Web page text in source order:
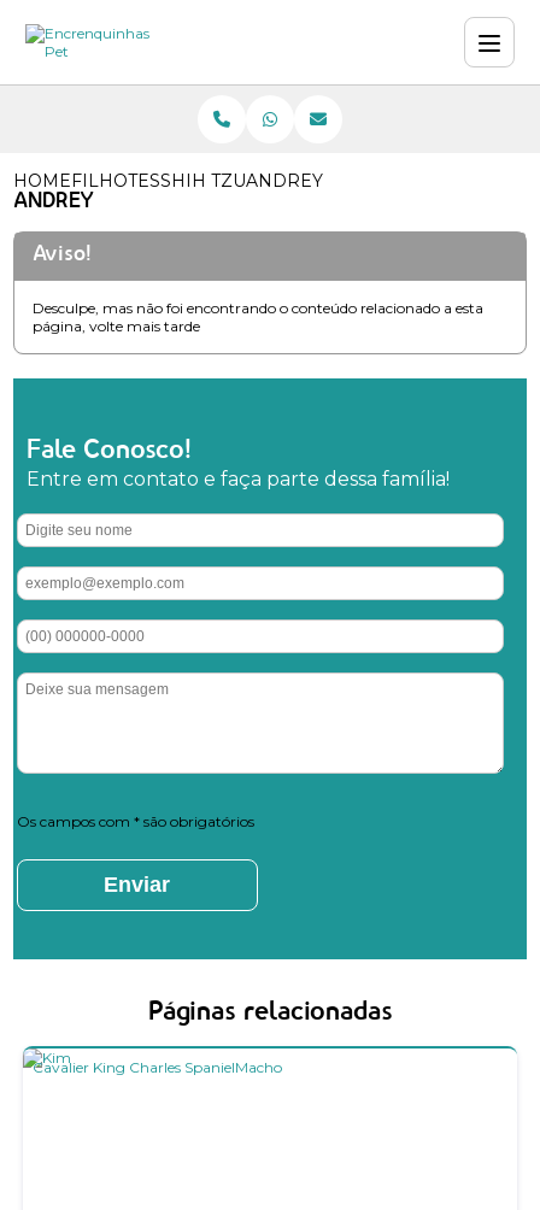
HOMEFILHOTESSHIH TZUANDREY
ANDREY
Aviso!
Desculpe, mas não foi encontrando o conteúdo relacionado a esta
página, volte mais tarde
Fale Conosco!
Entre em contato e faça parte dessa família!
Os campos com * são obrigatórios
Páginas relacionadas
Cavalier King Charles SpanielMacho